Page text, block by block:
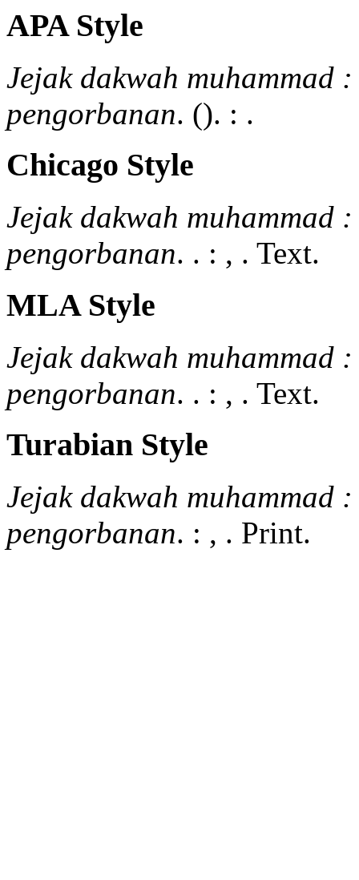
APA Style
Jejak dakwah muhammad
pengorbanan. (). : .
Chicago Style
Jejak dakwah muhammad
pengorbanan. . : , . Text.
MLA Style
Jejak dakwah muhammad
pengorbanan. . : , . Text.
Turabian Style
Jejak dakwah muhammad
pengorbanan. : , . Print.